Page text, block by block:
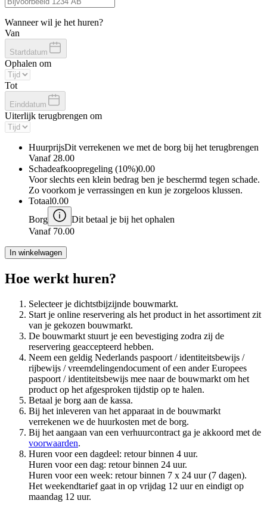
Wanneer wil je het huren?
Van
Startdatum
Ophalen om
Tot
Einddatum
Uiterlijk terugbrengen om
HuurprijsDit verrekenen we met de borg bij het terugbrengen
Vanaf 28.00
Schadeafkoopregeling (10%)0.00
Voor slechts een klein bedrag ben je beschermd tegen schade.
Zo voorkom je verrassingen en kun je zorgeloos klussen.
Totaal0.00
Borg
Dit betaal je bij het ophalen
Vanaf 70.00
In winkelwagen
Hoe werkt huren?
Selecteer je dichtstbijzijnde bouwmarkt.
Start je online reservering als het product in het assortiment zit
van je gekozen bouwmarkt.
De bouwmarkt stuurt je een bevestiging zodra zij de
reservering geaccepteerd hebben.
Neem een geldig Nederlands paspoort / identiteitsbewijs /
rijbewijs / vreemdelingendocument of een ander Europees
paspoort / identiteitsbewijs mee naar de bouwmarkt om het
product op het afgesproken tijdstip op te halen.
Betaal je borg aan de kassa.
Bij het inleveren van het apparaat in de bouwmarkt
verrekenen we de huurkosten met de borg.
Bij het aangaan van een verhuurcontract ga je akkoord met de
voorwaarden.
Huren voor een dagdeel: retour binnen 4 uur.
Huren voor een dag: retour binnen 24 uur.
Huren voor een week: retour binnen 7 x 24 uur (7 dagen).
Het weekendtarief gaat in op vrijdag 12 uur en eindigt op
maandag 12 uur.